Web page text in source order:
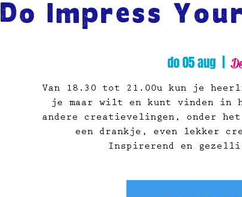
Do Impress
do 05 aug
  |
Van 18.30 tot 21.00u kun je
je maar wilt en kunt vinden in
andere creatievelingen, onder
een drankje, even lekker
Inspirerend en